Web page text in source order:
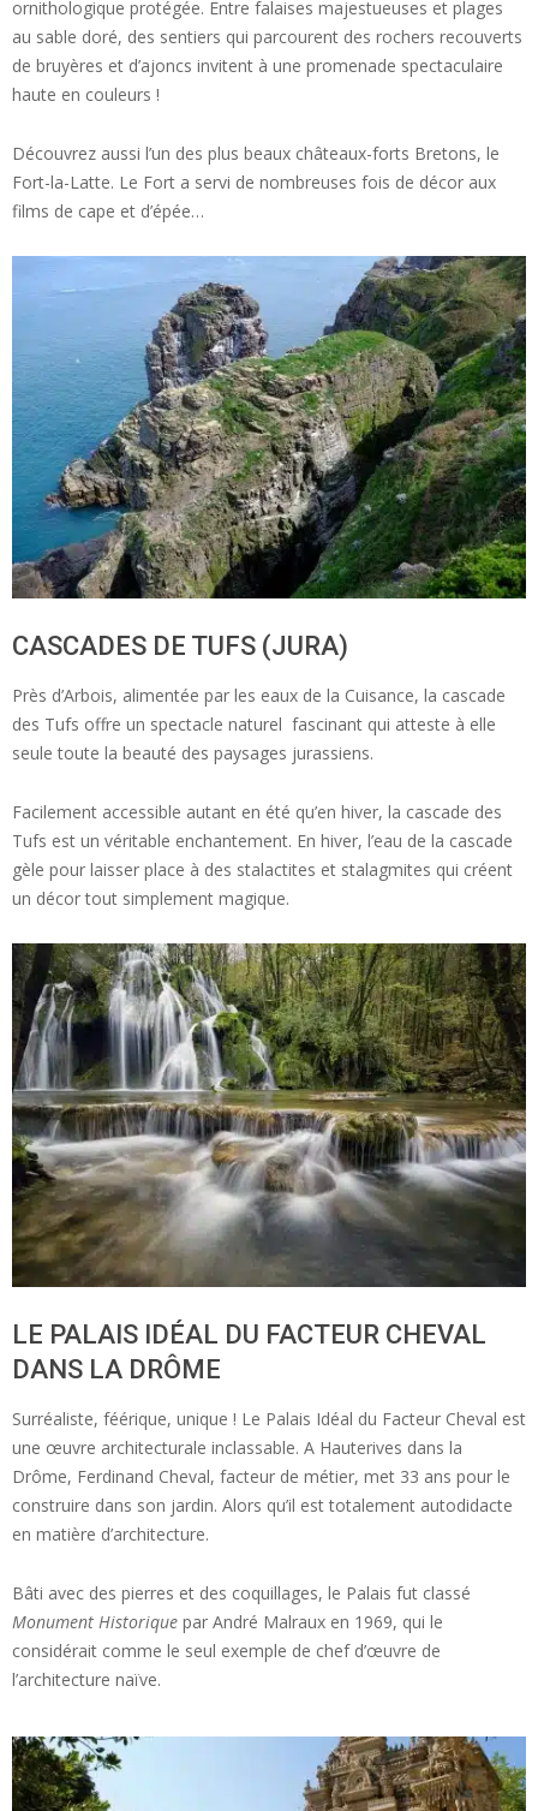
ornithologique protégée. Entre falaises majestueuses et plages
au sable doré, des sentiers qui parcourent des rochers recouverts
de bruyères et d’ajoncs invitent à une promenade spectaculaire
haute en couleurs !
Découvrez aussi l’un des plus beaux châteaux-forts Bretons, le
Fort-la-Latte. Le Fort a servi de nombreuses fois de décor aux
films de cape et d’épée…
CASCADES DE TUFS (JURA)
Près d’Arbois, alimentée par les eaux de la Cuisance, la cascade
des Tufs offre un spectacle naturel fascinant qui atteste à elle
seule toute la beauté des paysages jurassiens.
Facilement accessible autant en été qu’en hiver, la cascade des
Tufs est un véritable enchantement. En hiver, l’eau de la cascade
gèle pour laisser place à des stalactites et stalagmites qui créent
un décor tout simplement magique.
LE PALAIS IDÉAL DU FACTEUR CHEVAL
DANS LA DRÔME
Surréaliste, féérique, unique ! Le Palais Idéal du Facteur Cheval est
une œuvre architecturale inclassable. A Hauterives dans la
Drôme, Ferdinand Cheval, facteur de métier, met 33 ans pour le
construire dans son jardin. Alors qu’il est totalement autodidacte
en matière d’architecture.
Bâti avec des pierres et des coquillages, le Palais fut classé
Monument Historique par André Malraux en 1969, qui le
considérait comme le seul exemple de chef d’œuvre de
l’architecture naïve.